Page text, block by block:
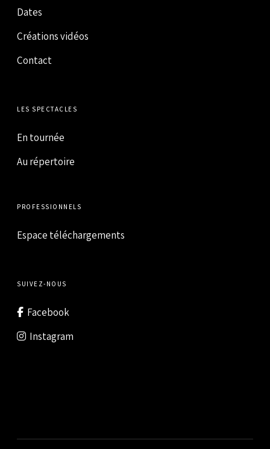
Dates
Créations vidéos
Contact
LES SPECTACLES
En tournée
Au répertoire
PROFESSIONNELS
Espace téléchargements
SUIVEZ-NOUS
Facebook
Instagram